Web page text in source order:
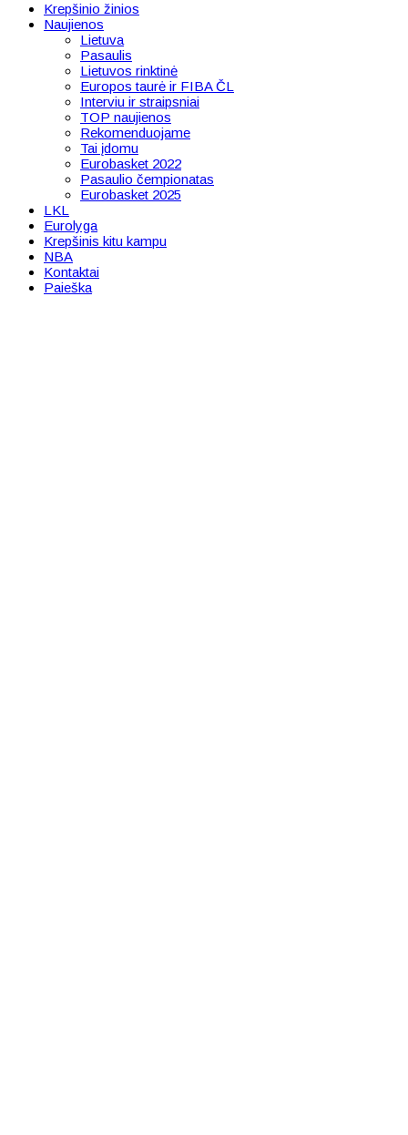
Krepšinio žinios
Naujienos
Lietuva
Pasaulis
Lietuvos rinktinė
Europos taurė ir FIBA ČL
Interviu ir straipsniai
TOP naujienos
Rekomenduojame
Tai įdomu
Eurobasket 2022
Pasaulio čempionatas
Eurobasket 2025
LKL
Eurolyga
Krepšinis kitu kampu
NBA
Kontaktai
Paieška